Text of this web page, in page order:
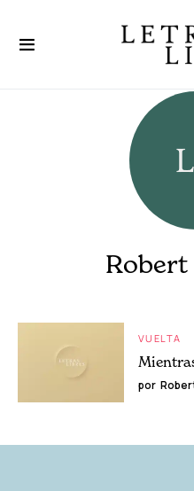
Robert
VUELTA
por